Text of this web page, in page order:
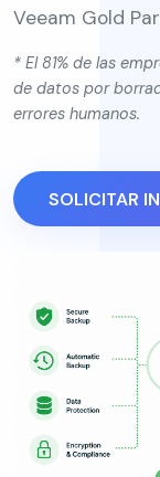
Veeam Gold
* El 81% de las
de datos por
errores humanos.
SOLICITAR